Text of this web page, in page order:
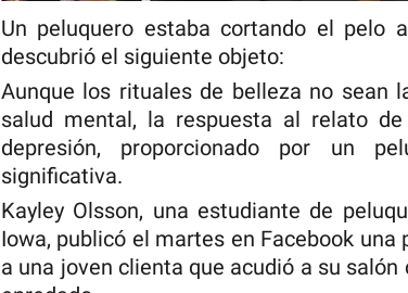
Un peluquero estaba cortando el pelo
descubrió el siguiente objeto:
Aunque los rituales de belleza no sean
salud mental, la respuesta al relato
depresión, proporcionado por un
significativa.
Kayley Olsson, una estudiante de
Iowa, publicó el martes en Facebook
a una joven clienta que acudió a su